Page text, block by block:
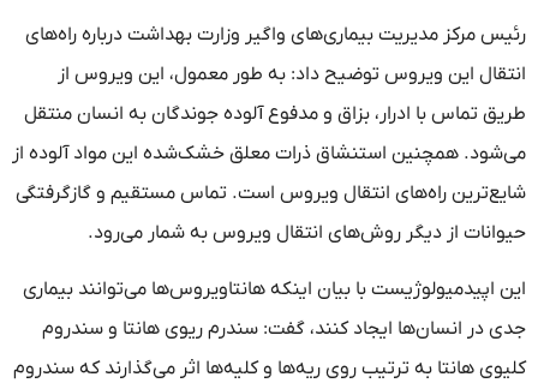
رئیس مرکز مدیریت بیماری‌های واگیر وزارت بهداشت درباره راه‌های
انتقال این ویروس توضیح داد: به طور معمول، این ویروس از
طریق تماس با ادرار، بزاق و مدفوع آلوده جوندگان به انسان منتقل
می‌شود. همچنین استنشاق ذرات معلق خشک‌شده این مواد آلوده از
شایع‌ترین راه‌های انتقال ویروس است. تماس مستقیم و گازگرفتگی
حیوانات از دیگر روش‌های انتقال ویروس به شمار می‌رود.
این اپیدمیولوژیست با بیان اینکه هانتاویروس‌ها می‌توانند بیماری
جدی در انسان‌ها ایجاد کنند، گفت: سندرم ریوی هانتا و سندروم
کلیوی هانتا به ترتیب روی ریه‌ها و کلیه‌ها اثر می‌گذارند که سندروم